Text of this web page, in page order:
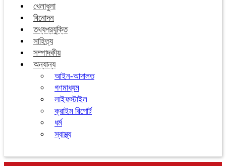
খেলাধুলা
বিনোদন
তথ্যপ্রযুক্তি
সাহিত্য
সম্পাদকীয়
অন্যান্য
আইন-আদালত
গণমাধ্যম
লাইফস্টাইল
ক্রাইম রিপোর্ট
ধর্ম
স্বাস্থ্য